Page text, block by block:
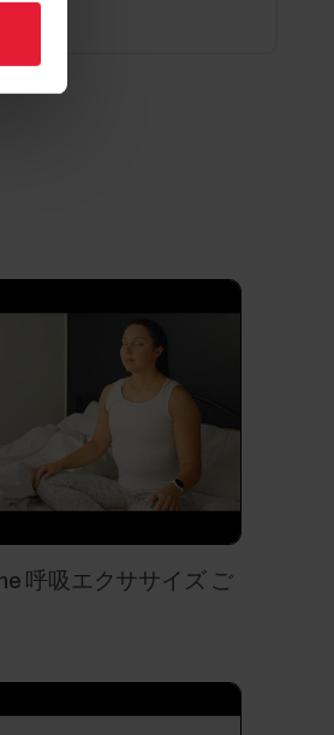
Clubクラスの実行中に
ーリセット
で「 デバイス 」をタ
場合は、左にスワイ
マチュアユーザーを対
計となっています。
めました：あなたの
。トレーニング日と休
呼吸エクササイズ ご